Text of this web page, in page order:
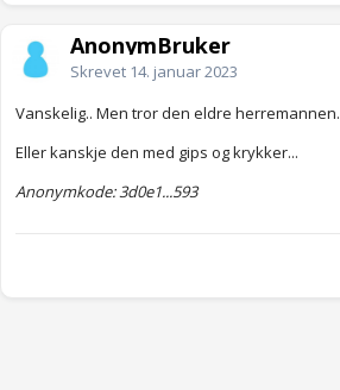
AnonymBruker
Skrevet 14. januar 2023
Vanskelig.. Men tror den eldre herremannen.
Eller kanskje den med gips og krykker...
Anonymkode: 3d0e1...593